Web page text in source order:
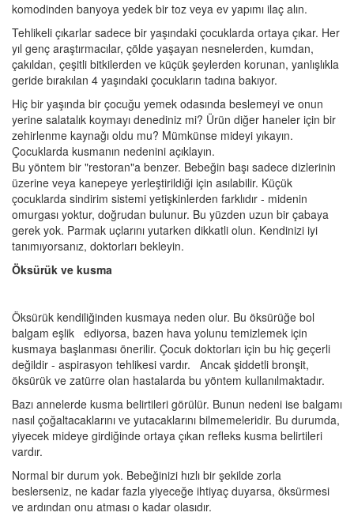
komodinden banyoya yedek bir toz veya ev yapımı ilaç alın.
Tehlikeli çıkarlar sadece bir yaşındaki çocuklarda ortaya çıkar. Her
yıl genç araştırmacılar, çölde yaşayan nesnelerden, kumdan,
çakıldan, çeşitli bitkilerden ve küçük şeylerden korunan, yanlışlıkla
geride bırakılan 4 yaşındaki çocukların tadına bakıyor.
Hiç bir yaşında bir çocuğu yemek odasında beslemeyi ve onun
yerine salatalık koymayı denediniz mi? Ürün diğer haneler için bir
zehirlenme kaynağı oldu mu? Mümkünse mideyi yıkayın.
Çocuklarda kusmanın nedenini açıklayın.
Bu yöntem bir "restoran"a benzer. Bebeğin başı sadece dizlerinin
üzerine veya kanepeye yerleştirildiği için asılabilir. Küçük
çocuklarda sindirim sistemi yetişkinlerden farklıdır - midenin
omurgası yoktur, doğrudan bulunur. Bu yüzden uzun bir çabaya
gerek yok. Parmak uçlarını yutarken dikkatli olun. Kendinizi iyi
tanımıyorsanız, doktorları bekleyin.
Öksürük ve kusma
Öksürük kendiliğinden kusmaya neden olur. Bu öksürüğe bol
balgam eşlik ediyorsa, bazen hava yolunu temizlemek için
kusmaya başlanması önerilir. Çocuk doktorları için bu hiç geçerli
değildir - aspirasyon tehlikesi vardır. Ancak şiddetli bronşit,
öksürük ve zatürre olan hastalarda bu yöntem kullanılmaktadır.
Bazı annelerde kusma belirtileri görülür. Bunun nedeni ise balgamı
nasıl çoğaltacaklarını ve yutacaklarını bilmemeleridir. Bu durumda,
yiyecek mideye girdiğinde ortaya çıkan refleks kusma belirtileri
vardır.
Normal bir durum yok. Bebeğinizi hızlı bir şekilde zorla
beslerseniz, ne kadar fazla yiyeceğe ihtiyaç duyarsa, öksürmesi
ve ardından onu atması o kadar olasıdır.